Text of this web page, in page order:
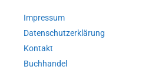
Impressum
Datenschutzerklärung
Kontakt
Buchhandel